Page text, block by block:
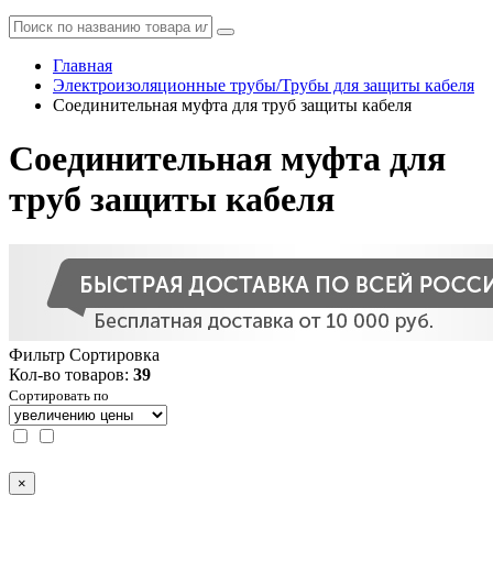
Главная
Электроизоляционные трубы/Трубы для защиты кабеля
Соединительная муфта для труб защиты кабеля
Соединительная муфта для
труб защиты кабеля
Фильтр Сортировка
Кол-во товаров: 39
Сортировать по
×